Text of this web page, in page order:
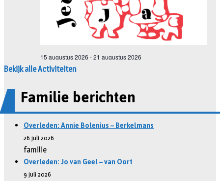
Bekijk alle Activiteiten
Familie berichten
Overleden: Annie Bolenius – Berkelmans
26 juli 2026
familie
Overleden: Jo van Geel – van Oort
9 juli 2026